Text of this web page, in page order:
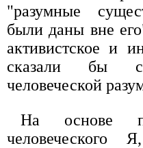
"разумные
были даны вне
активистское и
сказали бы
человеческой
На основе